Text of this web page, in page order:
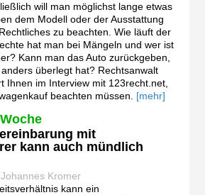
will man möglichst lange etwas
dem Modell oder der Ausstattung
zu beachten. Wie läuft der
hat man bei Mängeln und wer ist
Kann man das Auto zurückgeben,
überlegt hat? Rechtsanwalt
Ihnen im Interview mit 123recht.net,
beachten müssen. [mehr]
mit
kann auch mündlich
Kromer
kann ein